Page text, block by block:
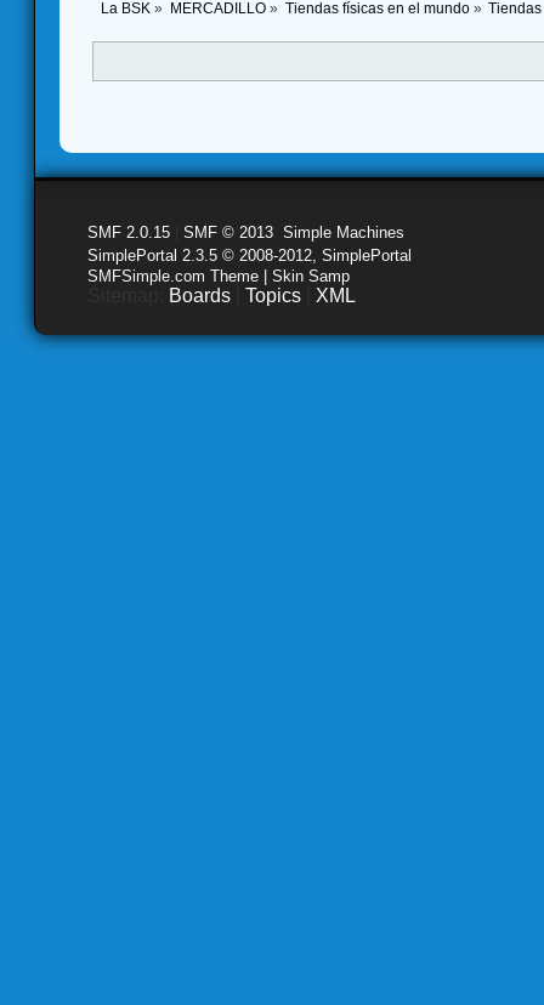
La BSK » MERCADILLO» Tiendas físicas en el mundo»
SMF 2.0.15 SMF © 2013 Simple Machines
SimplePortal 2.3.5 © 2008-2012, SimplePortal
SMFSimple.com Theme | Skin Samp
Boards Topics XML